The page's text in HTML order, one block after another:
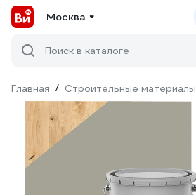
Москва
Поиск в каталоге
Главная / Строительные материалы